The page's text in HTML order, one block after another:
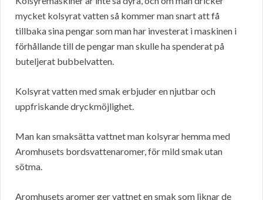
mycket kolsyrat vatten så kommer man snart att få
tillbaka sina pengar som man har investerat i maskinen i
förhållande till de pengar man skulle ha spenderat på
buteljerat bubbelvatten.
Kolsyrat vatten med smak erbjuder en njutbar och
uppfriskande dryckmöjlighet.
Man kan smaksätta vattnet man kolsyrar hemma med
Aromhusets bordsvattenaromer, för mild smak utan
sötma.
Aromhusets aromer ger vattnet en smak som liknar de